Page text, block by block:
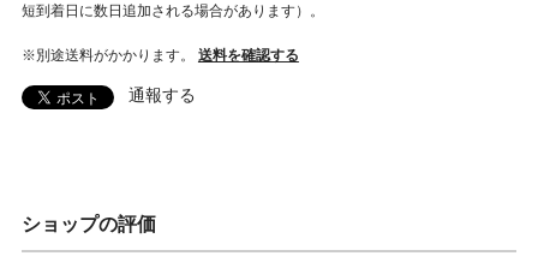
短到着日に数日追加される場合があります）。
※別途送料がかかります。 送料を確認する
通報する
ショップの評価